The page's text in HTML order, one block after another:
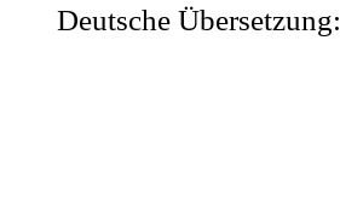
Deutsche Übersetzung: